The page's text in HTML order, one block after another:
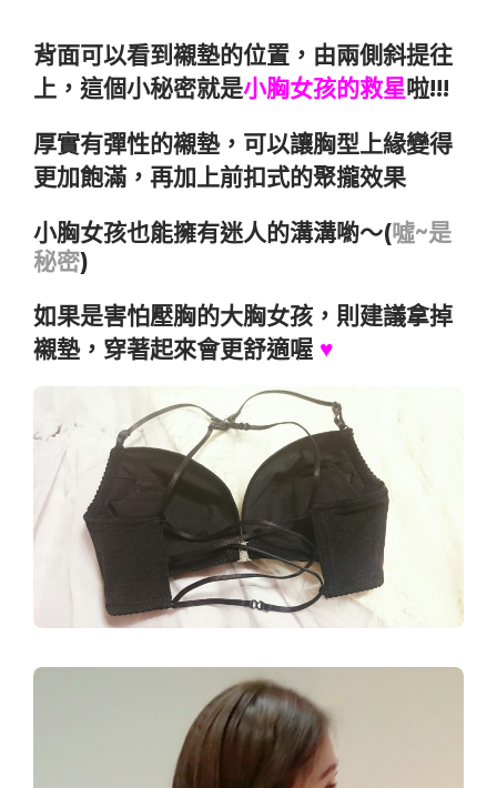
背面可以看到襯墊的位置，由兩側斜提往
上，這個小秘密就是小胸女孩的救星啦!!!
厚實有彈性的襯墊，可以讓胸型上緣變得
更加飽滿，再加上前扣式的聚攏效果
小胸女孩也能擁有迷人的溝溝喲～(噓~是
秘密)
如果是害怕壓胸的大胸女孩，則建議拿掉
襯墊，穿著起來會更舒適喔 ♥